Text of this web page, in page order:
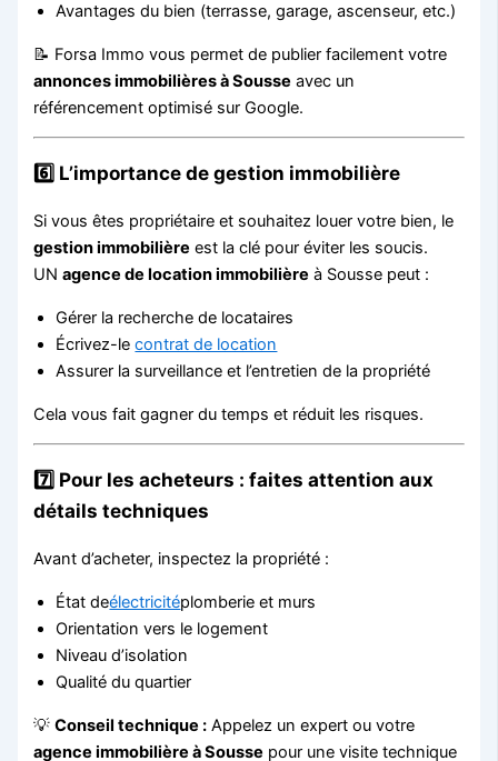
Avantages du bien (terrasse, garage, ascenseur, etc.)
📝 Forsa Immo vous permet de publier facilement votre
annonces immobilières à Sousse avec un
référencement optimisé sur Google.
6️⃣ L’importance degestion immobilière
Si vous êtes propriétaire et souhaitez louer votre bien, le
gestion immobilière est la clé pour éviter les soucis.
UNagence de location immobilière à Sousse peut :
Gérer la recherche de locataires
Écrivez-lecontrat de location
Assurer la surveillance et l’entretien de la propriété
Cela vous fait gagner du temps et réduit les risques.
7️⃣ Pour les acheteurs : faites attention aux
détails techniques
Avant d’acheter, inspectez la propriété :
État deélectricitéplomberie et murs
Orientation vers le logement
Niveau d’isolation
Qualité du quartier
💡Conseil technique : Appelez un expert ou votre
agence immobilière à Sousse pour une visite technique